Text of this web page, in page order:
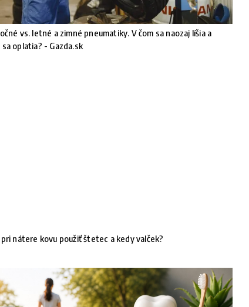
vs. letné a zimné pneumatiky. V čom sa naozaj líšia a
sa oplatia? - Gazda.sk
pri nátere kovu použiť štetec a kedy valček?